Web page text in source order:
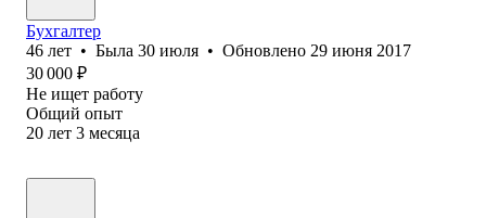
Бухгалтер
46 лет • Была 30 июля • Обновлено 29 июня 2017
30 000 ₽
Не ищет работу
Общий опыт
20 лет 3 месяца